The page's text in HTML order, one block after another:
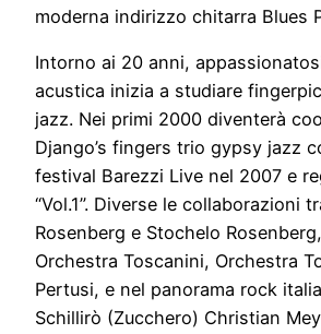
moderna indirizzo chitarra Blues
Intorno ai 20 anni,
acustica inizia a studiare
jazz. Nei primi 2000 diventerà
Django’s fingers trio gypsy jazz
festival Barezzi Live nel 2007 e
“Vol.1”. Diverse le collaborazioni
Rosenberg e Stochelo
Orchestra Toscanini, Orchestra
Pertusi, e nel panorama rock
Schillirò (Zucchero) Christian